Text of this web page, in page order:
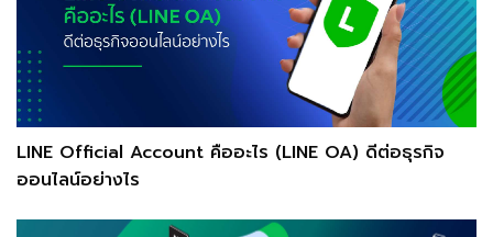
LINE Official Account คืออะไร (LINE OA) ดีต่อธุรกิจ
ออนไลน์อย่างไร